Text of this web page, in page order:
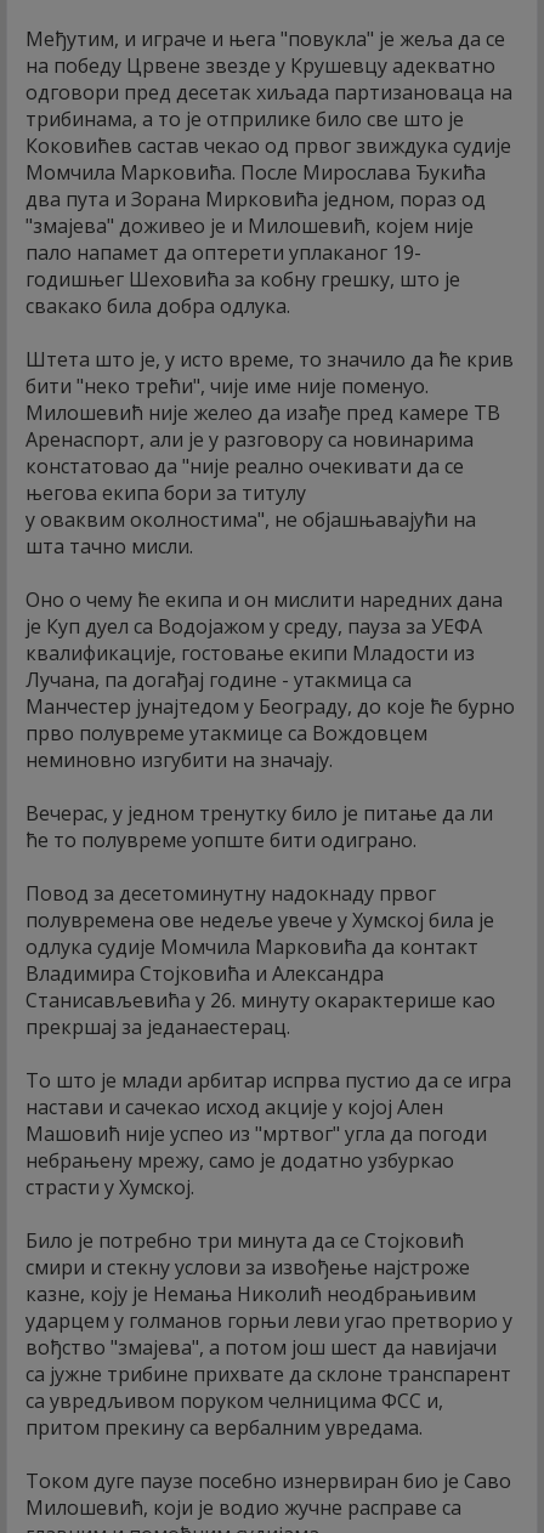
Међутим, и играче и њега "повукла" је жеља да се
на победу Црвене звезде у Крушевцу адекватно
одговори пред десетак хиљада партизановаца на
трибинама, а то је отприлике било све што је
Коковићев састав чекао од првог звиждука судије
Момчила Марковића. После Мирослава Ђукића
два пута и Зорана Мирковића једном, пораз од
"змајева" доживео је и Милошевић, којем није
пало напамет да оптерети уплаканог 19-
годишњег Шеховића за кобну грешку, што је
свакако била добра одлука.
Штета што је, у исто време, то значило да ће крив
бити "неко трећи", чије име није поменуо.
Милошевић није желео да изађе пред камере ТВ
Аренаспорт, али је у разговору са новинарима
констатовао да "није реално очекивати да се
његова екипа бори за титулу
у оваквим околностима", не објашњавајући на
шта тачно мисли.
Оно о чему ће екипа и он мислити наредних дана
је Куп дуел са Водојажом у среду, пауза за УЕФА
квалификације, гостовање екипи Младости из
Лучана, па догађај године - утакмица са
Манчестер јунајтедом у Београду, до које ће бурно
прво полувреме утакмице са Вождовцем
неминовно изгубити на значају.
Вечерас, у једном тренутку било је питање да ли
ће то полувреме уопште бити одиграно.
Повод за десетоминутну надокнаду првог
полувремена ове недеље увече у Хумској била је
одлука судије Момчила Марковића да контакт
Владимира Стојковића и Александра
Станисављевића у 26. минуту окарактерише као
прекршај за једанаестерац.
То што је млади арбитар испрва пустио да се игра
настави и сачекао исход акције у којој Ален
Машовић није успео из "мртвог" угла да погоди
небрањену мрежу, само је додатно узбуркао
страсти у Хумској.
Било је потребно три минута да се Стојковић
смири и стекну услови за извођење најстроже
казне, коју је Немања Николић неодбрањивим
ударцем у голманов горњи леви угао претворио у
вођство "змајева", а потом још шест да навијачи
са јужне трибине прихвате да склоне транспарент
са увредљивом поруком челницима ФСС и,
притом прекину са вербалним увредама.
Током дуге паузе посебно изнервиран био је Саво
Милошевић, који је водио жучне расправе са